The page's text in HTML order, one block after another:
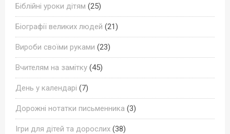
Біблійні уроки дітям (25)
Біографії великих людей (21)
Вироби своїми руками (23)
Вчителям на замітку (45)
День у календарі (7)
Дорожні нотатки письменника (3)
Ігри для дітей та дорослих (38)